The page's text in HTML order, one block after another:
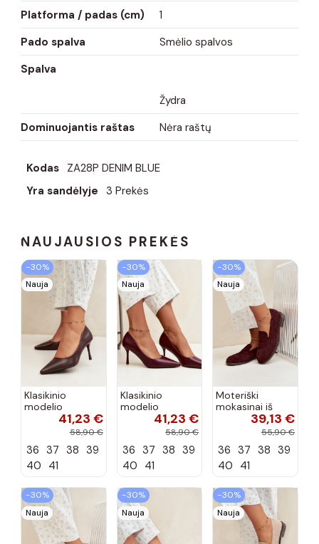
Platforma / padas (cm)
1
Pado spalva
Smėlio spalvos
Spalva
Žydra
Dominuojantis raštas
Nėra raštų
Kodas
ZA28P DENIM BLUE
Yra sandėlyje 3 Prekės
NAUJAUSIOS PREKĖS
−30%
Nauja
Klasikinio
modelio
aukštakulniai
šokolado
spalvos Nesha
41,23 €
58,90 €
36 37 38 39
40 41
−30%
Nauja
Klasikinio
modelio
aukštakulniai
bordo spalvos
Nesha
41,23 €
58,90 €
36 37 38 39
40 41
−30%
Nauja
Moteriški
mokasinai iš
dirbtinės
zomšos, bordo
39,13 €
55,90 €
36 37 38 39
40 41
−30%
Nauja
−30%
Nauja
−30%
Nauja